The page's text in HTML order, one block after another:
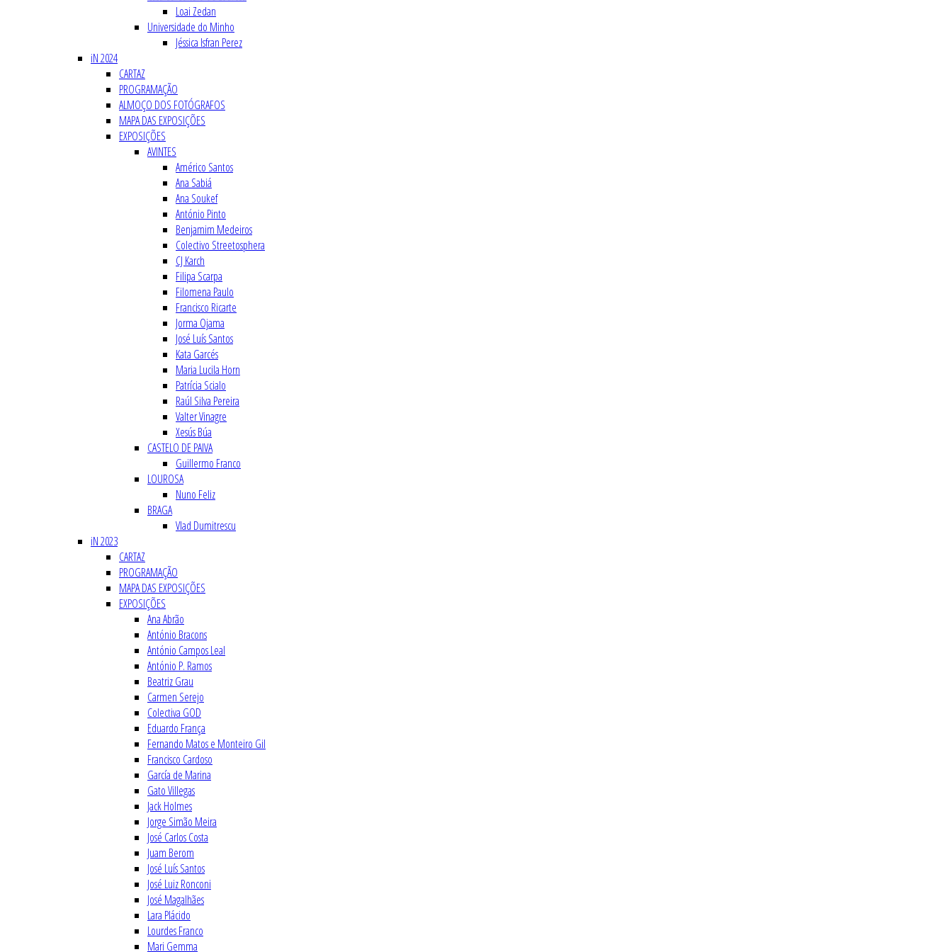
Loai Zedan
Universidade do Minho
Jéssica Isfran Perez
iN 2024
CARTAZ
PROGRAMAÇÃO
ALMOÇO DOS FOTÓGRAFOS
MAPA DAS EXPOSIÇÕES
EXPOSIÇÕES
AVINTES
Américo Santos
Ana Sabiá
Ana Soukef
António Pinto
Benjamim Medeiros
Colectivo Streetosphera
CJ Karch
Filipa Scarpa
Filomena Paulo
Francisco Ricarte
Jorma Ojama
José Luís Santos
Kata Garcés
Maria Lucila Horn
Patrícia Scialo
Raúl Silva Pereira
Valter Vinagre
Xesús Búa
CASTELO DE PAIVA
Guillermo Franco
LOUROSA
Nuno Feliz
BRAGA
Vlad Dumitrescu
iN 2023
CARTAZ
PROGRAMAÇÃO
MAPA DAS EXPOSIÇÕES
EXPOSIÇÕES
Ana Abrão
António Bracons
António Campos Leal
António P. Ramos
Beatriz Grau
Carmen Serejo
Colectiva GOD
Eduardo França
Fernando Matos e Monteiro Gil
Francisco Cardoso
García de Marina
Gato Villegas
Jack Holmes
Jorge Simão Meira
José Carlos Costa
Juam Berom
José Luís Santos
José Luiz Ronconi
José Magalhães
Lara Plácido
Lourdes Franco
Mari Gemma